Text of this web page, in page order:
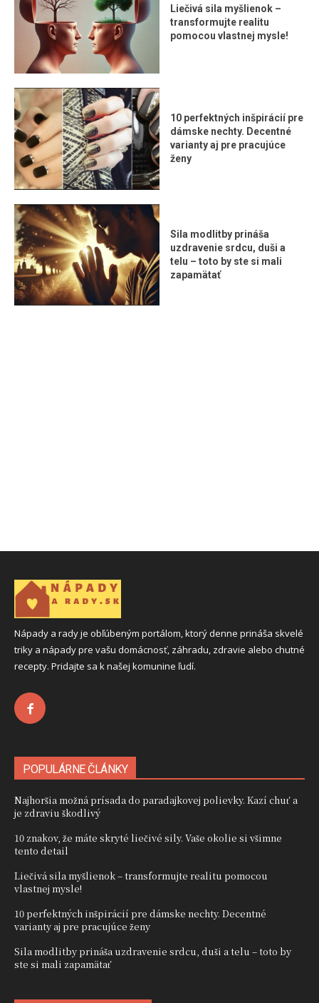
Liečivá sila myšlienok –
transformujte realitu
pomocou vlastnej mysle!
10 perfektných inšpirácií pre
dámske nechty. Decentné
varianty aj pre pracujúce
ženy
Sila modlitby prináša
uzdravenie srdcu, duši a
telu – toto by ste si mali
zapamätať
Nápady a rady je obľúbeným portálom, ktorý denne prináša skvelé
triky a nápady pre vašu domácnosť, záhradu, zdravie alebo chutné
recepty. Pridajte sa k našej komunine ľudí.
POPULÁRNE ČLÁNKY
Najhoršia možná prísada do paradajkovej polievky. Kazí chuť a
je zdraviu škodlivý
10 znakov, že máte skryté liečivé sily. Vaše okolie si všimne
tento detail
Liečivá sila myšlienok – transformujte realitu pomocou
vlastnej mysle!
10 perfektných inšpirácií pre dámske nechty. Decentné
varianty aj pre pracujúce ženy
Sila modlitby prináša uzdravenie srdcu, duši a telu – toto by
ste si mali zapamätať